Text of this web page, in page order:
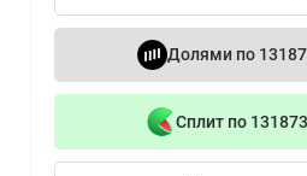
Долями по
Сплит по